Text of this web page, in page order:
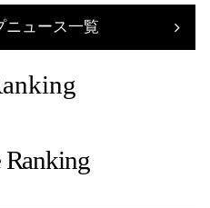
ニュース一覧
Ranking